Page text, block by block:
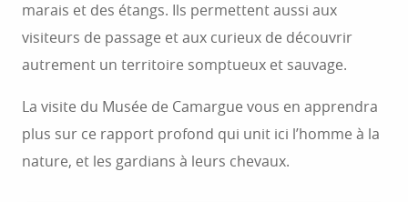
marais et des étangs. Ils permettent aussi aux
visiteurs de passage et aux curieux de découvrir
autrement un territoire somptueux et sauvage.
La visite du Musée de Camargue vous en apprendra
plus sur ce rapport profond qui unit ici l’homme à la
nature, et les gardians à leurs chevaux.